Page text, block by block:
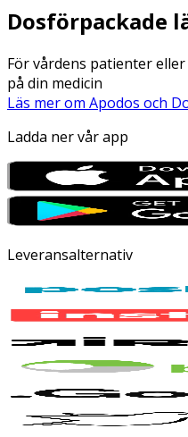
Dosförpackade
För vårdens patienter
på din medicin
Läs mer om Apodos och
Ladda ner vår app
Leveransalternativ